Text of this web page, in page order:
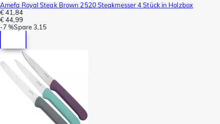
Amefa Royal Steak Brown 2520 Steakmesser 4 Stück in Holzbox
€ 41,84
€ 44,99
-7 %Spare3,15